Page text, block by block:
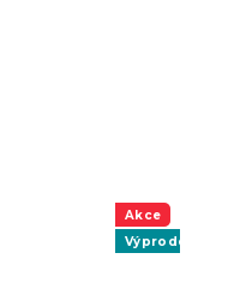
Akce
Výprodej